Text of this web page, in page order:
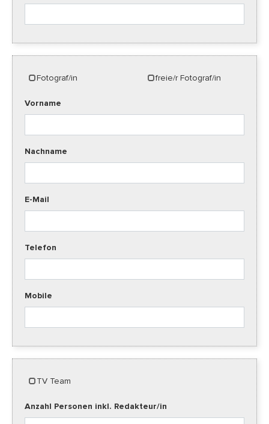
Fotograf/in freie/r Fotograf/in
Vorname
Nachname
E-Mail
Telefon
Mobile
TV Team
Anzahl Personen inkl. Redakteur/in